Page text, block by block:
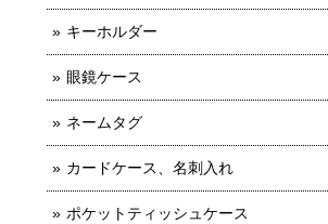
キーホルダー
眼鏡ケース
ネームタグ
カードケース、名刺入れ
ポケットティッシュケース